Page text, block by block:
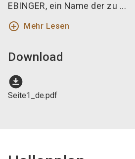
EBINGER, ein Name der zu ...
add_circle_outline Mehr Lesen
Download
download_for_offline
Seite1_de.pdf